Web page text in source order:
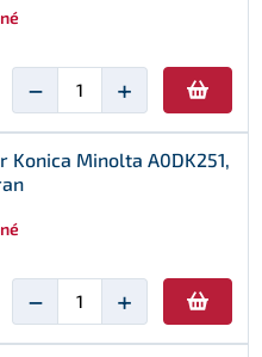
− +
Konica Minolta A0DK251,
− +